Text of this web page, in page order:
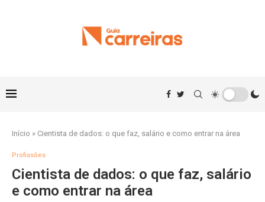
Início » Cientista de dados: o que faz, salário e como entrar na área
Profissões
Cientista de dados: o que faz, salário
e como entrar na área